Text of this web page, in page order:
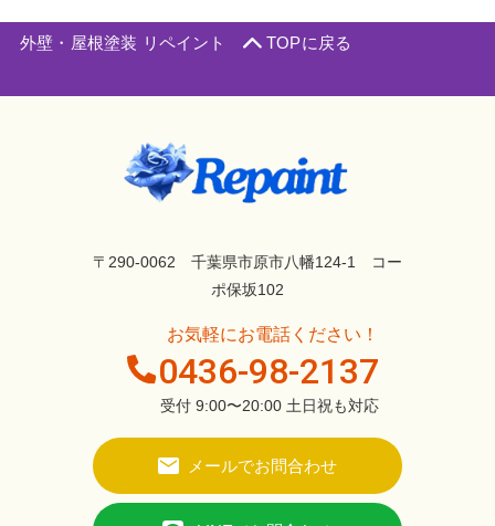
外壁・屋根塗装 リペイント TOPに戻る
〒290-0062 千葉県市原市八幡124-1 コー
ポ保坂102
お気軽にお電話ください！
0436-98-2137
受付 9:00〜20:00 土日祝も対応
メールでお問合わせ